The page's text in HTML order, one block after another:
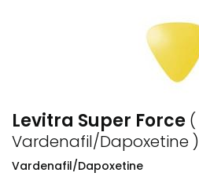
Levitra Super Force (
Vardenafil/Dapoxetine )
Vardenafil/Dapoxetine